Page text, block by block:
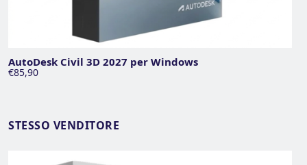
AutoDesk Civil 3D 2027 per Windows
€85,90
STESSO VENDITORE